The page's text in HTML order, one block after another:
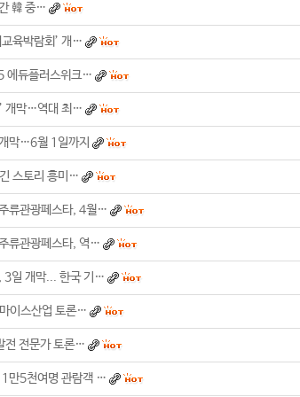
韓 중…
육박람회’ 개…
에듀플러스위크…
개막…역대 최…
막…6월 1일까지
스토리 흥미…
류관광페스타, 4월…
류관광페스타, 역…
3일 개막... 한국 기…
이스산업 토론…
전 전문가 토론…
만5천여명 관람객 …